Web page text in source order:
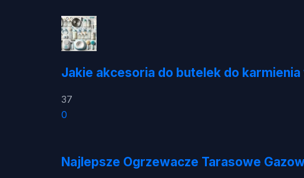
Jakie akcesoria do butelek do
37
0
Najlepsze Ogrzewacze Tarasowe